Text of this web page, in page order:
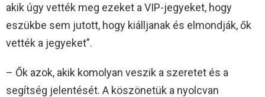
akik úgy vették meg ezeket a VIP-jegyeket, hogy
eszükbe sem jutott, hogy kiálljanak és elmondják, ők
vették a jegyeket”.
– Ők azok, akik komolyan veszik a szeretet és a
segítség jelentését. A köszönetük a nyolcvan